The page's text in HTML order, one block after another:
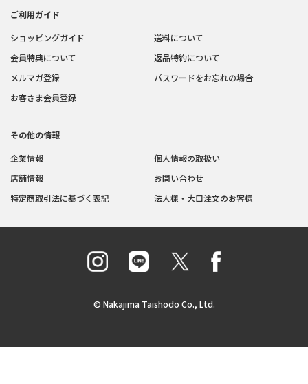
ご利用ガイド
ショッピングガイド
会員特典について
メルマガ登録
お客さま会員登録
送料について
返品特約について
パスワードをお忘れの場合
その他の情報
企業情報
店舗情報
特定商取引法に基づく表記
個人情報の取扱い
お問い合わせ
法人様・大口注文のお客様
© Nakajima Taishodo Co., Ltd.